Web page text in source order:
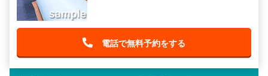
電話で無料予約をする